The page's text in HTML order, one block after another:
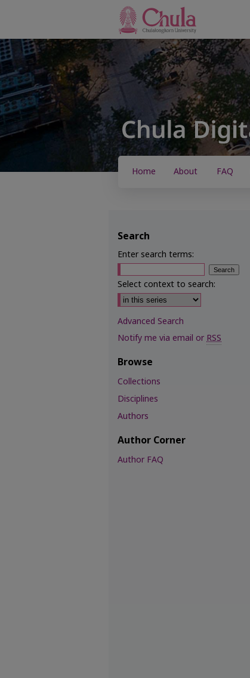
Home About FAQ
Search
Enter search terms:
Select context to search:
Advanced Search
Notify me via email orRSS
Browse
Collections
Disciplines
Authors
Author Corner
Author FAQ